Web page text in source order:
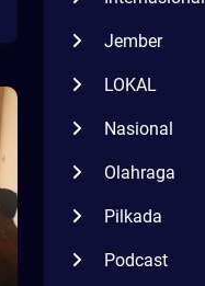
Jember
LOKAL
Nasional
Olahraga
Pilkada
Podcast